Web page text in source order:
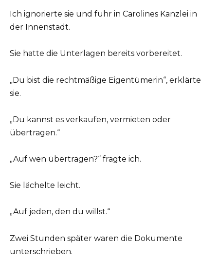
Ich ignorierte sie und fuhr in Carolines Kanzlei in
der Innenstadt.
Sie hatte die Unterlagen bereits vorbereitet.
„Du bist die rechtmäßige Eigentümerin“, erklärte
sie.
„Du kannst es verkaufen, vermieten oder
übertragen.“
„Auf wen übertragen?“ fragte ich.
Sie lächelte leicht.
„Auf jeden, den du willst.“
Zwei Stunden später waren die Dokumente
unterschrieben.